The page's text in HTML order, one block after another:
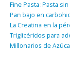
Fine Pasta: Pasta
Pan bajo en
La Creatina en la
Triglicéridos para
Millonarios de